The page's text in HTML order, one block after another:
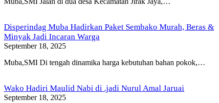
Disperindag Muba Hadirkan Paket Sembako Murah, Beras &
Minyak Jadi Incaran Warga
September 18, 2025
Muba,SMI Di tengah dinamika harga kebutuhan bahan pokok,…
Wako Hadiri Maulid Nabi di .jadi Nurul Amal Jaruai
September 18, 2025